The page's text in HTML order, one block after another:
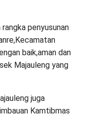
penyusunan
baik,aman dan
Majauleng yang
juga
Kamtibmas